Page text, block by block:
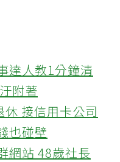
達人教1分鐘清
附著
接信用卡公司
也碰壁
網站 48歲社長